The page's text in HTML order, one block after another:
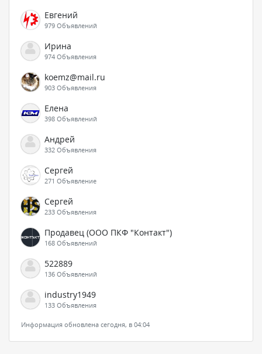
Евгений
979 Объявлений
Ирина
974 Объявления
koemz@mail.ru
903 Объявления
Елена
398 Объявлений
Андрей
332 Объявления
Сергей
271 Объявление
Сергей
233 Объявления
Продавец (ООО ПКФ "Контакт")
168 Объявлений
522889
136 Объявлений
industry1949
133 Объявления
Информация обновлена сегодня, в 04:04